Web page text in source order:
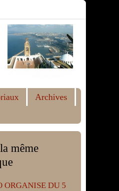
Archives
même
ORGANISE DU 5